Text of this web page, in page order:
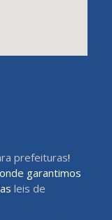
prefeituras!
garantimos
leis de